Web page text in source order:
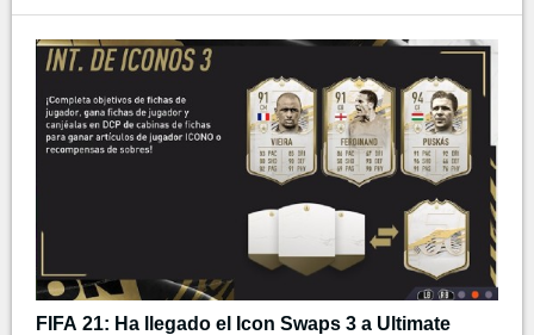
FIFA 21: Ha llegado el Icon Swaps 3 a Ultimate